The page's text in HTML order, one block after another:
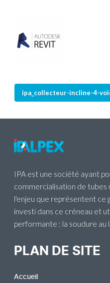
ipa_collecteur-incline-4-
IPA est une société ayant
commercialisation de tubes
l'enjeu que représentent ce
investi dans ce créneau et
performante : la soudure au
PLAN DE SITE
Accueil